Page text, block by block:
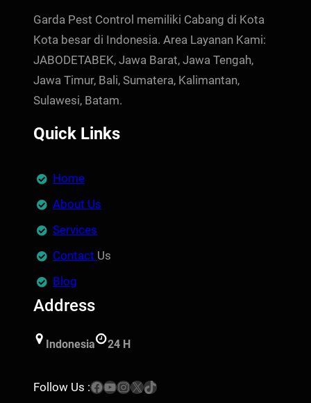
Garda Pest Control memiliki Cabang di Kota
Kota besar di Indonesia. Area Layanan Kami:
JABODETABEK, Jawa Barat, Jawa Tengah,
Jawa Timur, Bali, Sumatera, Kalimantan,
Sulawesi, Batam.
Quick Links
Home
About Us
Services
Contact Us
Blog
Address
Indonesia 24 H
Follow Us :Facebook YouTube Instagram X TikTok